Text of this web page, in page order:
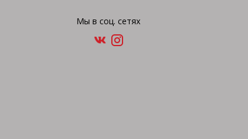
Мы в соц. сетях